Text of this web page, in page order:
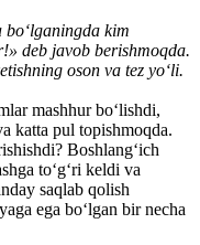
kim
deb javob berishmoqda.
oson va tez yo‘li.
mashhur bo‘lishdi,
katta pul topishmoqda.
Boshlang‘ich
to‘g‘ri keldi va
saqlab qolish
ega bo‘lgan bir necha